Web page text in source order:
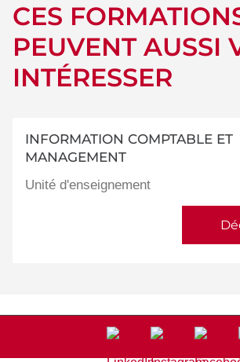
CES
PEUVENT AUSSI
INTÉRESSER
INFORMATION COMPTABLE ET
MANAGEMENT
Unité d'enseignement